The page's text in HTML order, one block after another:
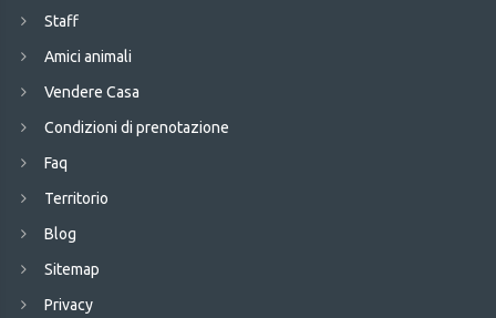
Staff
Amici animali
Vendere Casa
Condizioni di prenotazione
Faq
Territorio
Blog
Sitemap
Privacy